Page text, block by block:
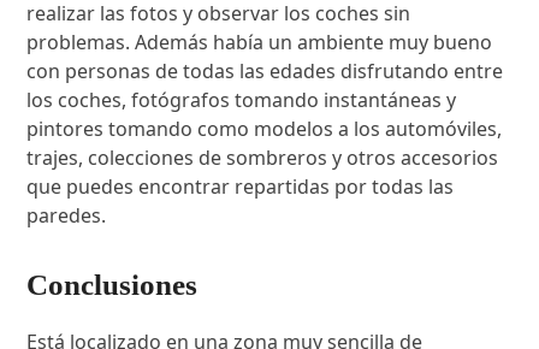
realizar las fotos y observar los coches sin
problemas. Además había un ambiente muy bueno
con personas de todas las edades disfrutando entre
los coches, fotógrafos tomando instantáneas y
pintores tomando como modelos a los automóviles,
trajes, colecciones de sombreros y otros accesorios
que puedes encontrar repartidas por todas las
paredes.
Conclusiones
Está localizado en una zona muy sencilla de